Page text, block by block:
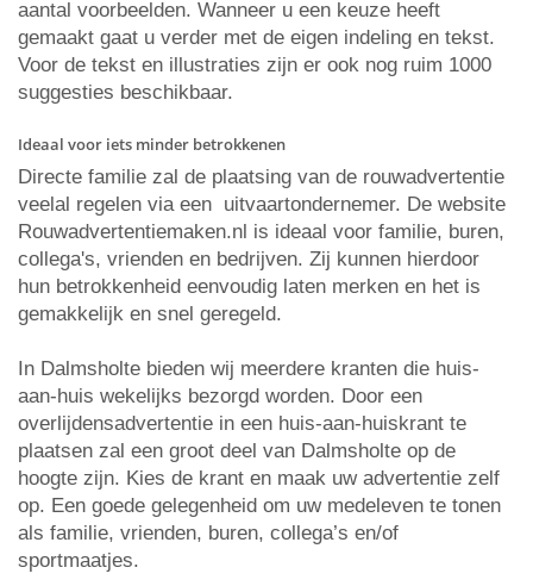
aantal voorbeelden. Wanneer u een keuze heeft
gemaakt gaat u verder met de eigen indeling en tekst.
Voor de tekst en illustraties zijn er ook nog ruim 1000
suggesties beschikbaar.
Ideaal voor iets minder betrokkenen
Directe familie zal de plaatsing van de rouwadvertentie
veelal regelen via een uitvaartondernemer. De website
Rouwadvertentiemaken.nl is ideaal voor familie, buren,
collega's, vrienden en bedrijven. Zij kunnen hierdoor
hun betrokkenheid eenvoudig laten merken en het is
gemakkelijk en snel geregeld.
In Dalmsholte bieden wij meerdere kranten die huis-
aan-huis wekelijks bezorgd worden. Door een
overlijdensadvertentie in een huis-aan-huiskrant te
plaatsen zal een groot deel van Dalmsholte op de
hoogte zijn. Kies de krant en maak uw advertentie zelf
op. Een goede gelegenheid om uw medeleven te tonen
als familie, vrienden, buren, collega’s en/of
sportmaatjes.